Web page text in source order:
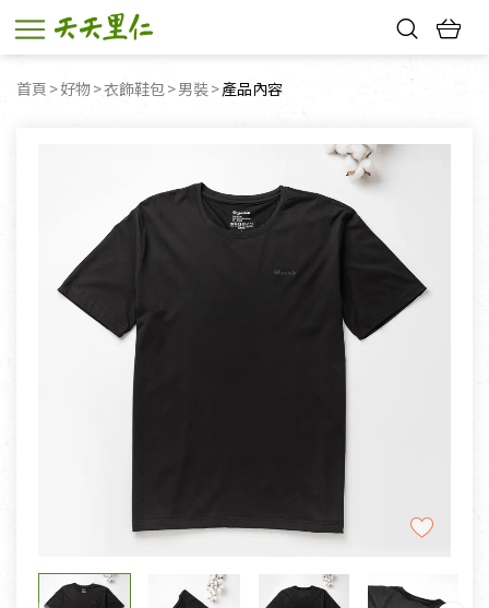
首頁 好物 衣飾鞋包 男裝 目前頁面：
產品內容